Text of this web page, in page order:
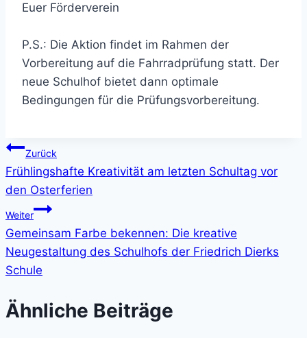
Euer Förderverein
P.S.: Die Aktion findet im Rahmen der
Vorbereitung auf die Fahrradprüfung statt. Der
neue Schulhof bietet dann optimale
Bedingungen für die Prüfungsvorbereitung.
Beitragsnavigation
Zurück
Frühlingshafte Kreativität am letzten Schultag vor
den Osterferien
Weiter
Gemeinsam Farbe bekennen: Die kreative
Neugestaltung des Schulhofs der Friedrich Dierks
Schule
Ähnliche Beiträge